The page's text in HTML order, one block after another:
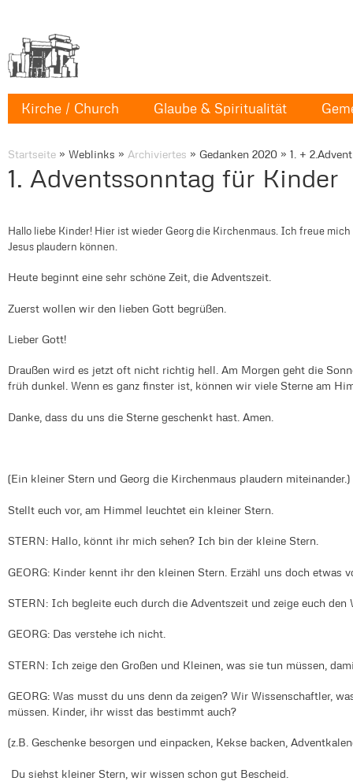
Kirche / Church Glaube & Spiritualität
Startseite » Weblinks » Archiviertes » Gedanken 2020 » 1. + 2.Advent
1. Adventssonntag für Kinder
Hallo liebe Kinder! Hier ist wieder Georg die Kirchenmaus. Ich freue
Jesus plaudern können.
Heute beginnt eine sehr schöne Zeit, die Adventszeit.
Zuerst wollen wir den lieben Gott begrüßen.
Lieber Gott!
Draußen wird es jetzt oft nicht richtig hell. Am Morgen geht die
früh dunkel. Wenn es ganz finster ist, können wir viele Sterne am
Danke, dass du uns die Sterne geschenkt hast. Amen.
(Ein kleiner Stern und Georg die Kirchenmaus plaudern miteinander.)
Stellt euch vor, am Himmel leuchtet ein kleiner Stern.
STERN: Hallo, könnt ihr mich sehen? Ich bin der kleine Stern.
GEORG: Kinder kennt ihr den kleinen Stern. Erzähl uns doch etwas
STERN: Ich begleite euch durch die Adventszeit und zeige euch
GEORG: Das verstehe ich nicht.
STERN: Ich zeige den Großen und Kleinen, was sie tun müssen,
GEORG: Was musst du uns denn da zeigen? Wir Wissenschaftler,
müssen. Kinder, ihr wisst das bestimmt auch?
(z.B. Geschenke besorgen und einpacken, Kekse backen,
Du siehst kleiner Stern, wir wissen schon gut Bescheid.